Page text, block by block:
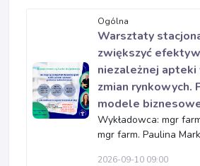
Ogólna
Warsztaty
zwiększyć
niezależnej apteki
zmian rynkowych.
modele
Wykładowca: mgr
mgr farm. Paulina
2026-09-10 09:00